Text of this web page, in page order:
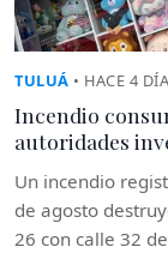
TULUÁ • HACE 4
Incendio
autoridades
Un incendio
de agosto
26 con calle 32